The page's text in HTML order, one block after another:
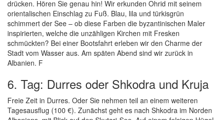
drücken. Hören Sie genau hin! Wir erkunden Ohrid mit seinem
orientalischen Einschlag zu Fuß. Blau, lila und türkisgrün
schimmert der See – ob diese Farben die byzantinischen Maler
inspirierten, welche die unzähligen Kirchen mit Fresken
schmückten? Bei einer Bootsfahrt erleben wir den Charme der
Stadt vom Wasser aus. Am späten Abend sind wir zurück in
Albanien. F
6. Tag: Durres oder Shkodra und Kruja
Freie Zeit in Durres. Oder Sie nehmen teil an einem weiteren
Tagesausflug (100 €). Zunächst geht es nach Shkodra im Norden